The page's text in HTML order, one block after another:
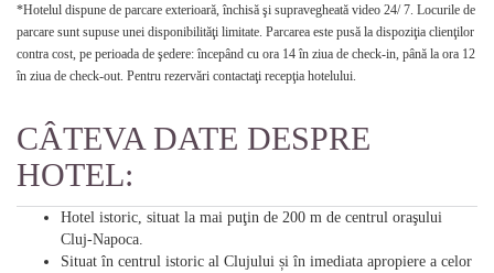
*Hotelul dispune de parcare exterioară, închisă şi supravegheată video 24/ 7. Locurile de
parcare sunt supuse unei disponibilităţi limitate. Parcarea este pusă la dispoziţia clienţilor
contra cost, pe perioada de şedere: începând cu ora 14 în ziua de check-in, până la ora 12
în ziua de check-out. Pentru rezervări contactaţi recepţia hotelului.
CÂTEVA DATE DESPRE
HOTEL:
Hotel istoric, situat la mai puţin de 200 m de centrul oraşului
Cluj-Napoca.
Situat în centrul istoric al Clujului și în imediata apropiere a celor